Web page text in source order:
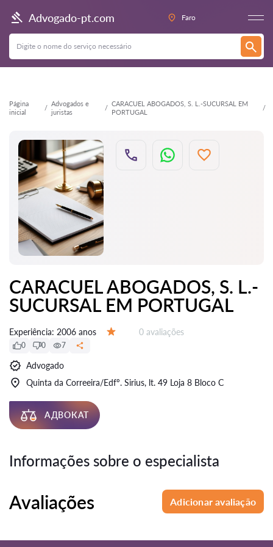
Advogado-pt.com Faro
Página
inicial
Advogados e
juristas
CARACUEL ABOGADOS, S. L.-SUCURSAL EM
PORTUGAL
Voltar
CARACUEL ABOGADOS, S. L.-
SUCURSAL EM PORTUGAL
Experiência: 2006 anos
Avaliações:
0 avaliações
0 0 7
Advogado
Quinta da Correeira/Edfº. Sirius, lt. 49 Loja 8 Bloco C
АДВОКАТ
Informações sobre o especialista
Avaliações Adicionar avaliação